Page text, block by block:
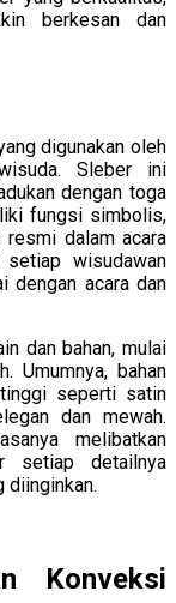
berkesan dan
digunakan oleh
Sleber ini
dengan toga
fungsi simbolis,
dalam acara
wisudawan
dengan acara dan
dan bahan, mulai
Umumnya, bahan
seperti satin
dan mewah.
melibatkan
setiap detailnya
diinginkan.
Konveksi